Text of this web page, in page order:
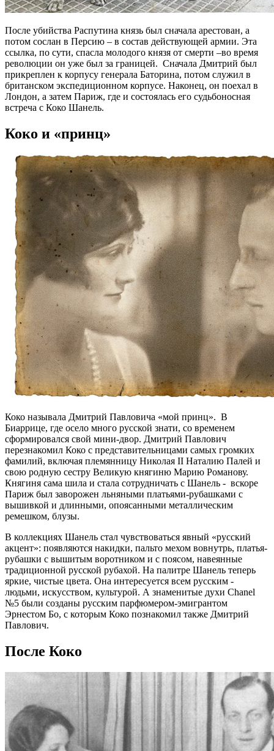
После убийства Распутина князь был сначала арестован, а
потом сослан в Персию – в состав действующей армии. Эта
ссылка, по сути, спасла молодого князя от смерти –во время
революции он уже был за границей. Сначала Дмитрий был
прикреплен к корпусу генерала Баторина, потом служил в
британском экспедиционном корпусе. Наконец, он поехал в
Лондон, а затем Париж, где и состоялась его судьбоносная
встреча с Коко Шанель.
Коко и «принц»
Коко называла Дмитрий Павловича «мой принц». В
Биаррице, где осело много русской знати, со временем
сформировался свой мини-двор. Дмитрий Павлович
перезнакомил Коко с представительницами самых громких
фамилий, включая племянницу Николая II Наталию Палей и
свою родную сестру Великую княгиню Марию Романову.
Княгиня сама шила и стала сотрудничать с Шанель - вскоре
Париж был заворожен льняными платьями-рубашками с
вышивкой и длинными, опоясанными металлическим
ремешком, блузы.
В коллекциях Шанель стал чувствоваться явный «русский
акцент»: появляются накидки, пальто мехом вовнутрь, платья-
рубашки с вышитым воротником и с поясом, навеянные
традиционной русской рубахой. На палитре Шанель теперь
яркие, чистые цвета. Она интересуется всем русским -
людьми, искусством, культурой. А знаменитые духи Chanel
№5 были созданы русским парфюмером-эмигрантом
Эрнестом Бо, с которым Коко познакомил также Дмитрий
Павлович.
После Коко